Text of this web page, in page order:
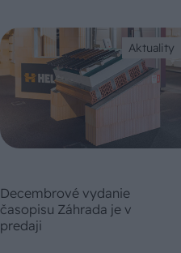
Aktuality
Decembrové vydanie
časopisu Záhrada je v
predaji